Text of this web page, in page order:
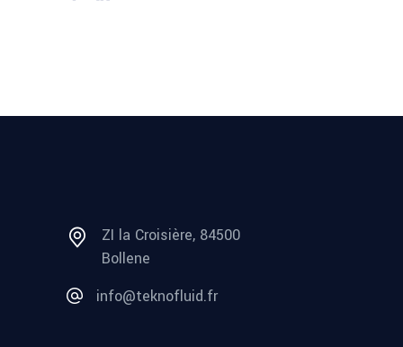
ZI la Croisière, 84500
Bollene
info@teknofluid.fr